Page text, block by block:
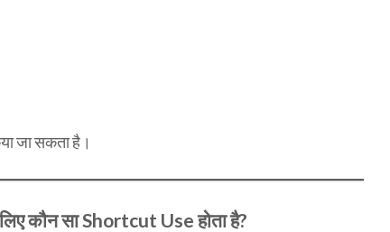
जा सकता है।
कौन सा Shortcut Use होता है?